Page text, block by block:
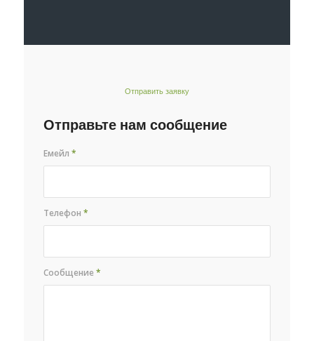
Отправить заявку
Отправьте нам сообщение
Емейл*
Телефон*
Сообщение*